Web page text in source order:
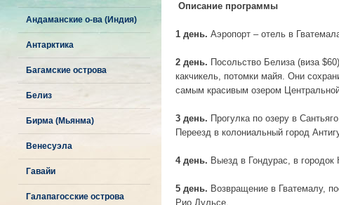
Андаманские о-ва (Индия)
Антарктика
Багамские острова
Белиз
Бирма (Мьянма)
Венесуэла
Гавайи
Галапагосские острова
Описание программы
1 день. Аэропорт – отель в
2 день. Посольство Белиза (виза
какчикель, потомки майя. Они
самым красивым озером
3 день. Прогулка по озеру в
Переезд в колониальный город
4 день. Выезд в Гондурас, в
5 день. Возвращение в Гватемалу,
Рио Дульсе.